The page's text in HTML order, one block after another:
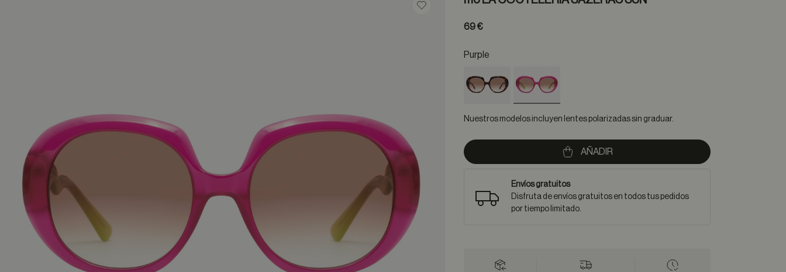
Guardar en favoritos
69 €
Purple
Nuestros modelos incluyen lentes polarizadas sin graduar.
AÑADIR
Envíos gratuitos
Disfruta de envíos gratuitos en todos tus pedidos
por tiempo limitado.